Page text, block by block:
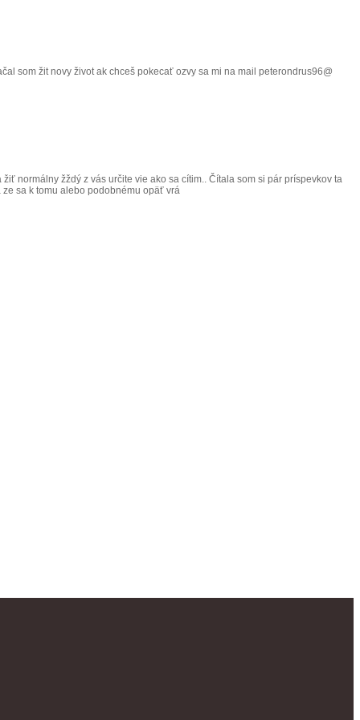
som žit novy život ak chceš pokecať ozvy sa mi na mail peterondrus96@
normálny žždý z vás určite vie ako sa cítim.. Čítala som si pár príspevkov ta
sa k tomu alebo podobnému opäť vrá